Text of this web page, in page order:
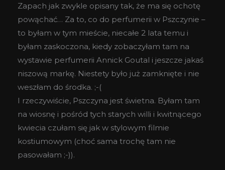
Zapach jak zwykle opisany tak, że ma się ochotę
powąchać… Za to, co do perfumerii w Pszczynie –
to byłam w tym mieście, niecałe 2 lata temu i
byłam zaskoczona, kiedy zobaczyłam tam na
wystawie perfumerii Annick Goutal i jeszcze jakaś
niszową markę. Niestety było już zamknięte i nie
weszłam do środka. ;-(
I rzeczywiście, Pszczyna jest świetna. Byłam tam
na wiosnę i pośród tych starych willi i kwitnącego
kwiecia czułam się jak w stylowym filmie
kostiumowym (choć sama trochę tam nie
pasowałam ;-)).